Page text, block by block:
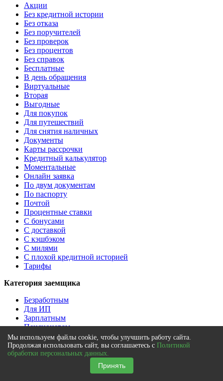
Акции
Без кредитной истории
Без отказа
Без поручителей
Без проверок
Без процентов
Без справок
Бесплатные
В день обращения
Виртуальные
Вторая
Выгодные
Для покупок
Для путешествий
Для снятия наличных
Документы
Карты рассрочки
Кредитный калькулятор
Моментальные
Онлайн заявка
По двум документам
По паспорту
Почтой
Процентные ставки
С бонусами
С доставкой
С кэшбэком
С милями
С плохой кредитной историей
Тарифы
Категория заемщика
Безработным
Для ИП
Зарплатным
Пенсионерам
Студентам
Требования к заемщику
Кредитный лимит, в рублях
Мы используем файлы cookie, чтобы улучшить работу сайта.
Продолжая использовать сайт, вы соглашаетесь с Политикой
обработки персональных данных.
Принять